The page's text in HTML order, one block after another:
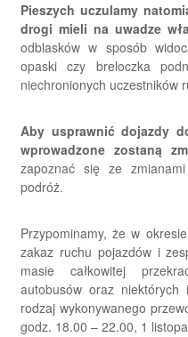
Pieszych uczulamy
drogi mieli na uwadze
odblasków w sposób
opaski czy breloczka
niechronionych uczestników
Aby usprawnić dojazdy
wprowadzone zostaną
zapoznać się ze
podróż.
Przypominamy, że w
zakaz ruchu pojazdów i
masie całkowitej
autobusów oraz
rodzaj wykonywanego
godz. 18.00 – 22.00, 1